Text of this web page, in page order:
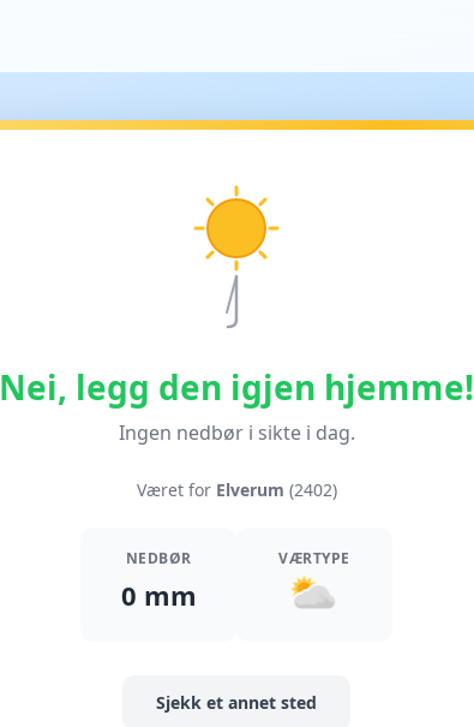
Nei, legg den igjen hjemme!
Ingen nedbør i sikte i dag.
Været for Elverum (2402)
NEDBØR
0 mm
VÆRTYPE
Sjekk et annet sted